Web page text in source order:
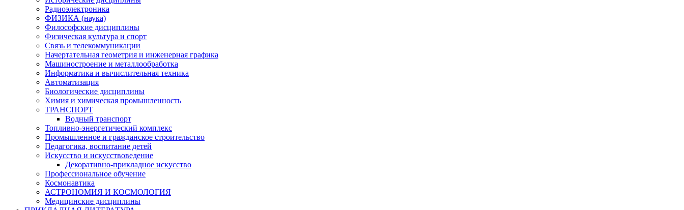
Радиоэлектроника
ФИЗИКА (наука)
Философские дисциплины
Физическая культура и спорт
Связь и телекоммуникации
Начертательная геометрия и инженерная графика
Машиностроение и металлообработка
Информатика и вычислительная техника
Автоматизация
Биологические дисциплины
Химия и химическая промышленность
ТРАНСПОРТ
Водный транспорт
Топливно-энергетический комплекс
Промышленное и гражданское строительство
Педагогика, воспитание детей
Искусство и искусствоведение
Декоративно-прикладное искусство
Профессиональное обучение
Космонавтика
АСТРОНОМИЯ И КОСМОЛОГИЯ
Медицинские дисциплины